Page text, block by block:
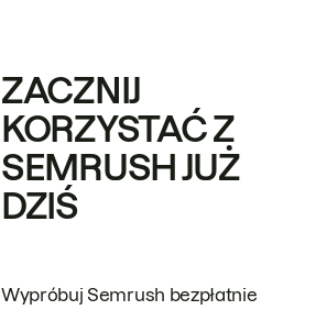
ZACZNIJ
KORZYSTAĆ Z
SEMRUSH JUŻ
DZIŚ
Wypróbuj Semrush bezpłatnie